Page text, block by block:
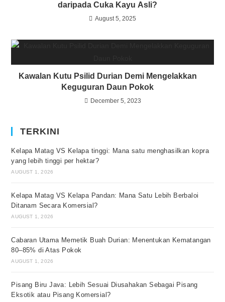
daripada Cuka Kayu Asli?
August 5, 2025
Kawalan Kutu Psilid Durian Demi Mengelakkan
Keguguran Daun Pokok
December 5, 2023
TERKINI
Kelapa Matag VS Kelapa tinggi: Mana satu menghasilkan kopra
yang lebih tinggi per hektar?
AUGUST 1, 2026
Kelapa Matag VS Kelapa Pandan: Mana Satu Lebih Berbaloi
Ditanam Secara Komersial?
AUGUST 1, 2026
Cabaran Utama Memetik Buah Durian: Menentukan Kematangan
80–85% di Atas Pokok
AUGUST 1, 2026
Pisang Biru Java: Lebih Sesuai Diusahakan Sebagai Pisang
Eksotik atau Pisang Komersial?